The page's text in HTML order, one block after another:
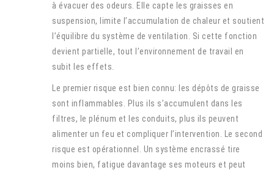
à évacuer des odeurs. Elle capte les graisses en
suspension, limite l’accumulation de chaleur et soutient
l’équilibre du système de ventilation. Si cette fonction
devient partielle, tout l’environnement de travail en
subit les effets.
Le premier risque est bien connu: les dépôts de graisse
sont inflammables. Plus ils s’accumulent dans les
filtres, le plénum et les conduits, plus ils peuvent
alimenter un feu et compliquer l’intervention. Le second
risque est opérationnel. Un système encrassé tire
moins bien, fatigue davantage ses moteurs et peut